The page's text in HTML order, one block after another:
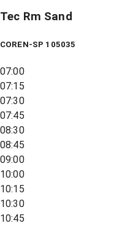
Tec Rm Sand
COREN-SP 105035
07:00
07:15
07:30
07:45
08:30
08:45
09:00
10:00
10:15
10:30
10:45